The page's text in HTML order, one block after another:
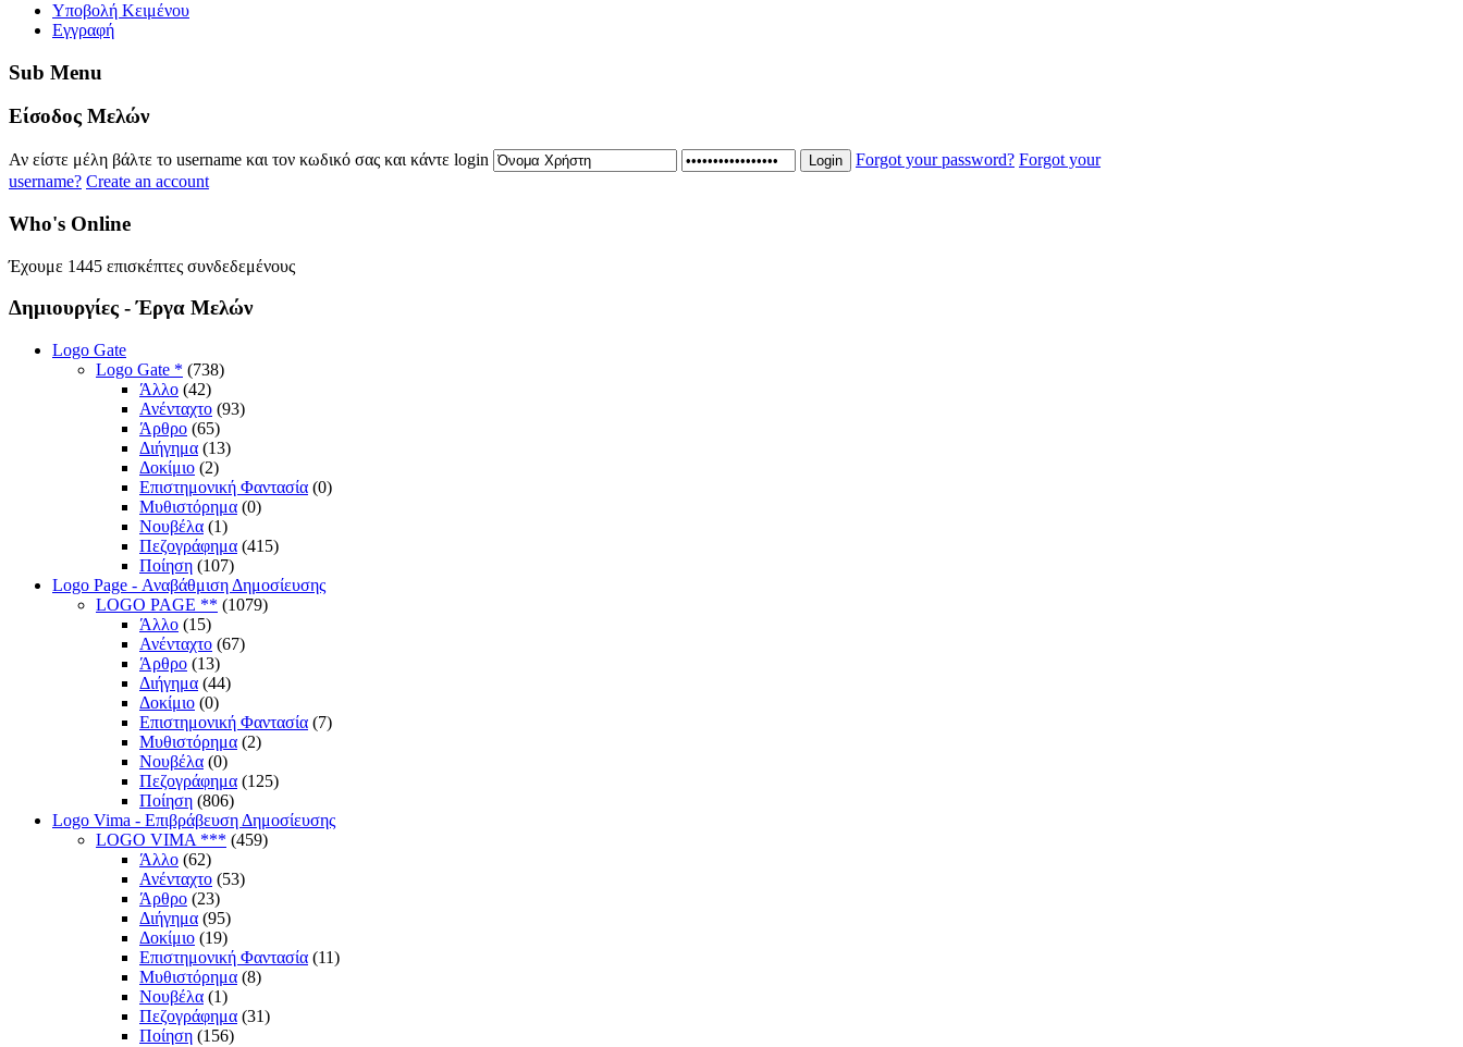
Yποβολή Κειμένου
Εγγραφή
Sub Menu
Eίσοδος Μελών
Αν είστε μέλη βάλτε το username και τον κωδικό σας και κάντε login Login Forgot your password? Forgot your
username? Create an account
Who's Online
Έχουμε 1445 επισκέπτες συνδεδεμένους
Δημιουργίες - Έργα Μελών
Logo Gate
Logo Gate * (738)
Άλλο (42)
Ανένταχτο (93)
Άρθρο (65)
Διήγημα (13)
Δοκίμιο (2)
Επιστημονική Φαντασία (0)
Μυθιστόρημα (0)
Νουβέλα (1)
Πεζογράφημα (415)
Ποίηση (107)
Logo Page - Αναβάθμιση Δημοσίευσης
LOGO PAGE ** (1079)
Άλλο (15)
Ανένταχτο (67)
Άρθρο (13)
Διήγημα (44)
Δοκίμιο (0)
Επιστημονική Φαντασία (7)
Μυθιστόρημα (2)
Νουβέλα (0)
Πεζογράφημα (125)
Ποίηση (806)
Logo Vima - Επιβράβευση Δημοσίευσης
LOGO VIMA *** (459)
Άλλο (62)
Ανένταχτο (53)
Άρθρο (23)
Διήγημα (95)
Δοκίμιο (19)
Επιστημονική Φαντασία (11)
Μυθιστόρημα (8)
Νουβέλα (1)
Πεζογράφημα (31)
Ποίηση (156)